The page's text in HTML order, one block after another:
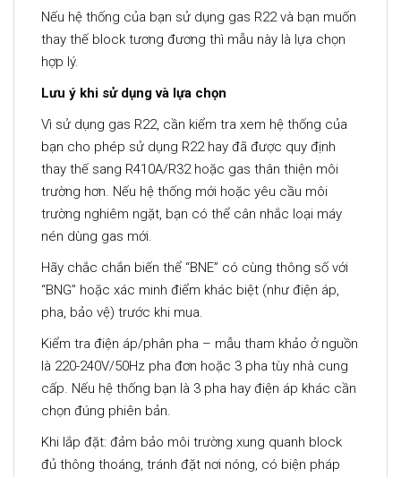
Nếu hệ thống của bạn sử dụng gas R22 và bạn muốn
thay thế block tương đương thì mẫu này là lựa chọn
hợp lý.
Lưu ý khi sử dụng và lựa chọn
Vì sử dụng gas R22, cần kiểm tra xem hệ thống của
bạn cho phép sử dụng R22 hay đã được quy định
thay thế sang R410A/R32 hoặc gas thân thiện môi
trường hơn. Nếu hệ thống mới hoặc yêu cầu môi
trường nghiêm ngặt, bạn có thể cân nhắc loại máy
nén dùng gas mới.
Hãy chắc chắn biến thể “BNE” có cùng thông số với
“BNG” hoặc xác minh điểm khác biệt (như điện áp,
pha, bảo vệ) trước khi mua.
Kiểm tra điện áp/phân pha – mẫu tham khảo ở nguồn
là 220-240V/50Hz pha đơn hoặc 3 pha tùy nhà cung
cấp. Nếu hệ thống bạn là 3 pha hay điện áp khác cần
chọn đúng phiên bản.
Khi lắp đặt: đảm bảo môi trường xung quanh block
đủ thông thoáng, tránh đặt nơi nóng, có biện pháp